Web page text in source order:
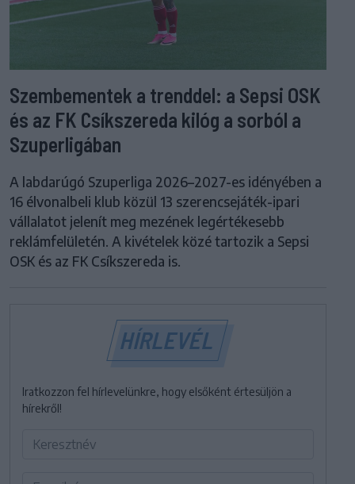
Szembementek a trenddel: a Sepsi OSK
és az FK Csíkszereda kilóg a sorból a
Szuperligában
A labdarúgó Szuperliga 2026–2027-es idényében a
16 élvonalbeli klub közül 13 szerencsejáték-ipari
vállalatot jelenít meg mezének legértékesebb
reklámfelületén. A kivételek közé tartozik a Sepsi
OSK és az FK Csíkszereda is.
HÍRLEVÉL
Iratkozzon fel hírlevelünkre, hogy elsőként értesüljön a
hírekről!